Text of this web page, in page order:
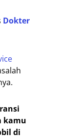
Dokter
kamu
di